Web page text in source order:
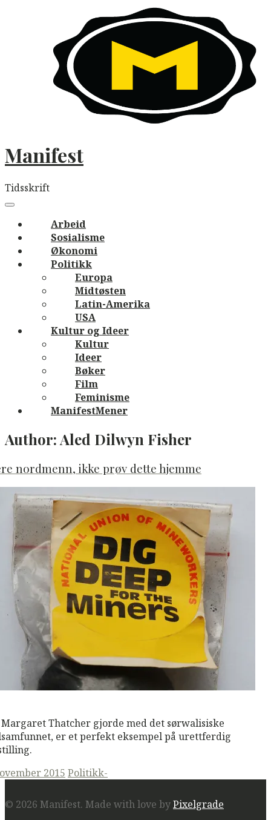
Manifest
Tidsskrift
navigation
Menu
Arbeid
Sosialisme
Økonomi
Politikk
Europa
Midtøsten
Latin-Amerika
USA
Kultur og Ideer
Kultur
Ideer
Bøker
Film
Feminisme
ManifestMener
Author:Aled Dilwyn Fisher
nordmenn, ikke prøv dette hjemme
Thatcher gjorde med det sørwalisiske
er et perfekt eksempel på urettferdig
2015 Politikk-
© 2026 Manifest. Made with love byPixelgrade